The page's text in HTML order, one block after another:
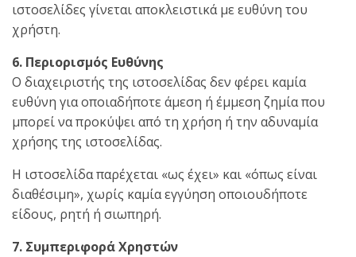
ιστοσελίδες γίνεται αποκλειστικά με ευθύνη του
χρήστη.
6. Περιορισμός Ευθύνης
Ο διαχειριστής της ιστοσελίδας δεν φέρει καμία
ευθύνη για οποιαδήποτε άμεση ή έμμεση ζημία που
μπορεί να προκύψει από τη χρήση ή την αδυναμία
χρήσης της ιστοσελίδας.
Η ιστοσελίδα παρέχεται «ως έχει» και «όπως είναι
διαθέσιμη», χωρίς καμία εγγύηση οποιουδήποτε
είδους, ρητή ή σιωπηρή.
7. Συμπεριφορά Χρηστών